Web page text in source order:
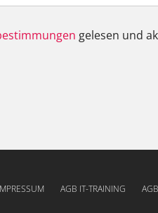
gelesen und
AGB IT-TRAINING